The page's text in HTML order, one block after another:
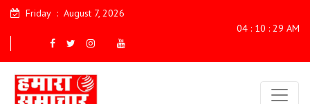
Friday : August 7, 2026
04 : 10 : 30 AM